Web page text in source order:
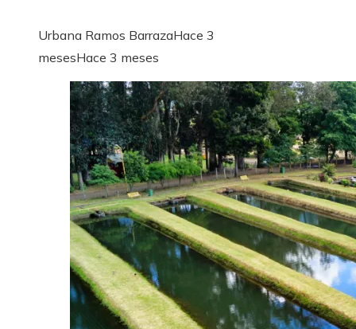
Urbana Ramos BarrazaHace 3
mesesHace 3 meses